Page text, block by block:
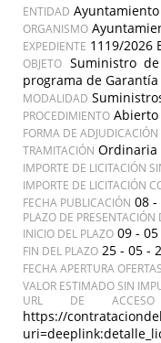
ENTIDAD
ORGANISMO
EXPEDIENTE 1119/2026
OBJETO Suministro
programa de Garantía
MODALIDAD
PROCEDIMIENTO
FORMA DE ADJUDICACIÓN
TRAMITACIÓN Ordinaria
IMPORTE DE LICITACIÓN
IMPORTE DE LICITACIÓN
FECHA PUBLICACIÓN 08 -
PLAZO DE PRESENTACIÓN
INICIO DEL PLAZO 09 - 05
FIN DEL PLAZO 25 - 05 -
FECHA APERTURA OFERTAS
VALOR ESTIMADO SIN
URL DE
https://